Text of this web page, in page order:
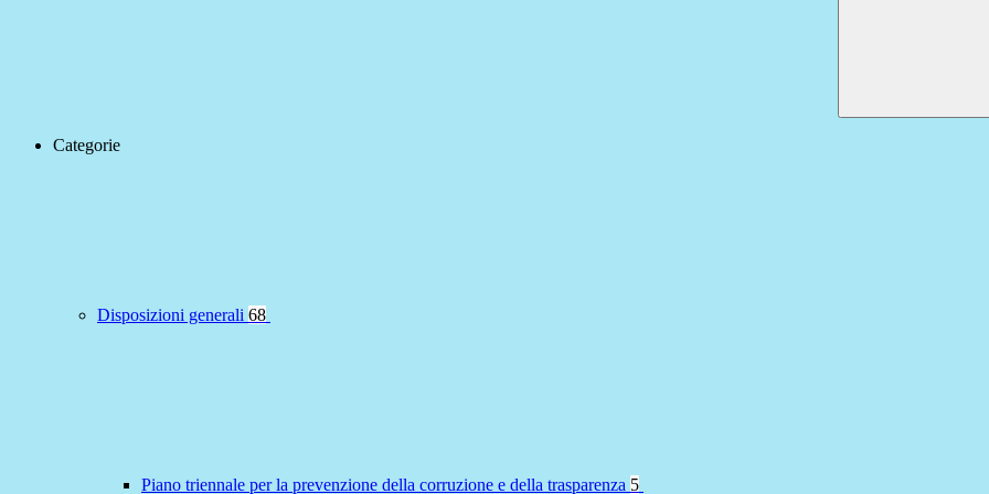
Categorie
Disposizioni generali 68
Piano triennale per la prevenzione della corruzione e della trasparenza 5